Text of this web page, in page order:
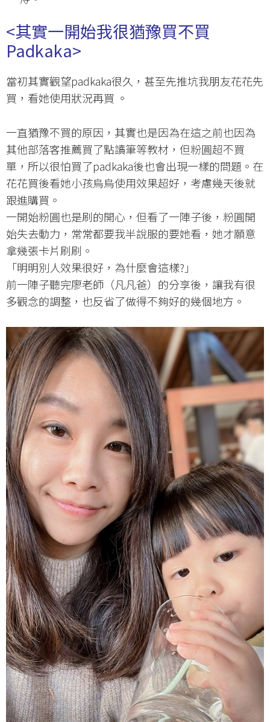
<其實一開始我很猶豫買不買
Padkaka>
當初其實觀望padkaka很久，甚至先推坑我朋友花花先
買，看她使用狀況再買 。
一直猶豫不買的原因，其實也是因為在這之前也因為
其他部落客推薦買了點讀筆等教材，但粉圓超不買
單，所以很怕買了padkaka後也會出現一樣的問題。在
花花買後看她小孩烏烏使用效果超好，考慮幾天後就
跟進購買。
一開始粉圓也是刷的開心，但看了一陣子後，粉圓開
始失去動力，常常都要我半說服的要她看，她才願意
拿幾張卡片刷刷。
「明明別人效果很好，為什麼會這樣?」
前一陣子聽完廖老師（凡凡爸）的分享後，讓我有很
多觀念的調整，也反省了做得不夠好的幾個地方。